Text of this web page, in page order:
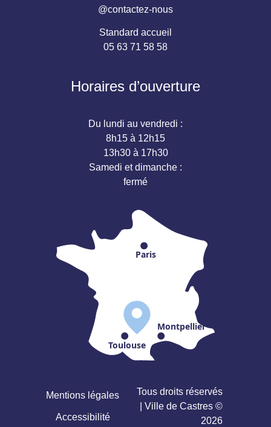
@contactez-nous
Standard accueil
05 63 71 58 58
Horaires d’ouverture
Du lundi au vendredi :
8h15 à 12h15
13h30 à 17h30
Samedi et dimanche :
fermé
Paris
Toulouse
Montpellier
Mentions légales
Accessibilité
Tous droits réservés
| Ville de Castres ©
2026